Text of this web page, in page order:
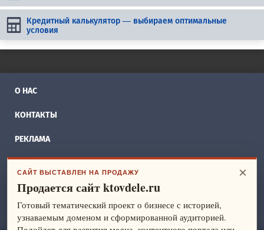
Кредитный калькулятор — выбираем оптимальные
условия
О НАС
КОНТАКТЫ
РЕКЛАМА
СПРАВОЧНИК
ФРАНШИЗЫ
×
САЙТ ВЫСТАВЛЕН НА ПРОДАЖУ
Продается сайт ktovdele.ru
Готовый тематический проект о бизнесе с историей,
узнаваемым доменом и сформированной аудиторией.